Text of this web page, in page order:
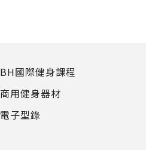
BH國際健身課程
商用健身器材
電子型錄